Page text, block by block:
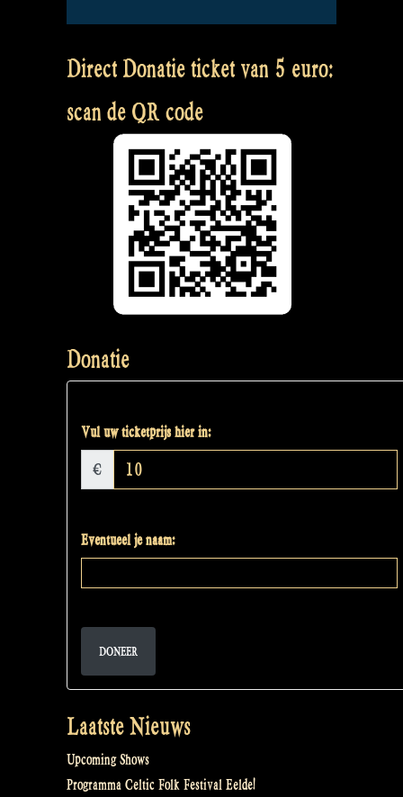
Direct Donatie ticket van 5 euro:
scan de QR code
Donatie
Vul uw ticketprijs hier in:
€
Eventueel je naam:
DONEER
Laatste Nieuws
Upcoming Shows
Programma Celtic Folk Festival Eelde!